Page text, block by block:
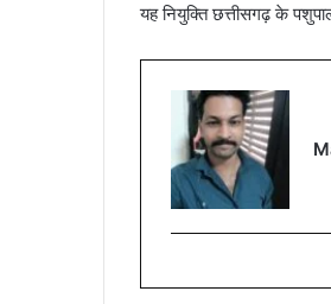
यह नियुक्ति छत्तीसगढ़ के